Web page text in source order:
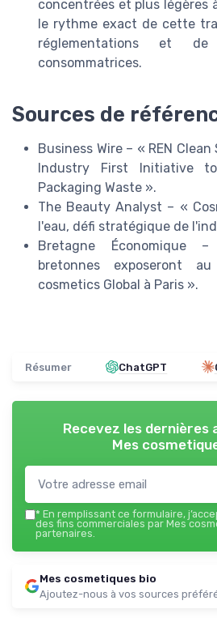
concentrées et plus légères
le rythme exact de cette
réglementations et de
consommatrices.
Sources de
Business Wire – « REN
Industry First Initiative to
Packaging Waste ».
The Beauty Analyst – «
l'eau, défi stratégique de
Bretagne Économique
bretonnes exposeront
cosmetics Global à Paris ».
Résumer ChatGPT
Recevez les dernières
Mes
* En remplissant ce formulaire,
des fins commerciales par Mes
partenaires.
Mes cosmetiques bio
Ajoutez-nous à vos sources